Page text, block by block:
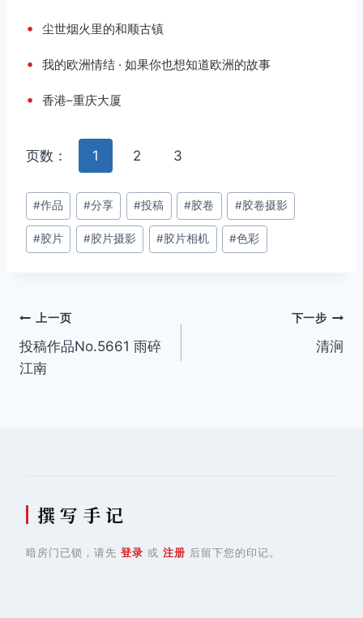
• 尘世烟火里的和顺古镇
• 我的欧洲情结 · 如果你也想知道欧洲的故事
• 香港–重庆大厦
页数： 1 2 3
文
章
标
#作品 #分享 #投稿 #胶卷 #胶卷摄影
#胶片 #胶片摄影 #胶片相机 #色彩
文
章
上一页
投稿作品No.5661 雨碎
江南
下一步
清涧
撰 写 手 记
暗房门已锁，请先 登录 或 注册 后留下您的印记。